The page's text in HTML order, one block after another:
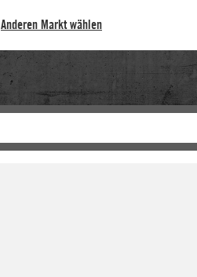
Anderen Markt wählen